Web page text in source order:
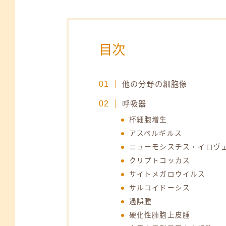
目次
他の分野の細胞像
呼吸器
杯細胞増生
アスペルギルス
ニューモシスチス・イロヴ
クリプトコッカス
サイトメガロウイルス
サルコイドーシス
過誤腫
硬化性肺胞上皮腫